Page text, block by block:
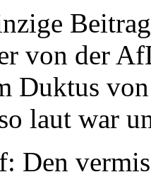
von der
Duktus von
laut war
Den